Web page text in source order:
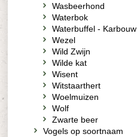
Wasbeerhond
Waterbok
Waterbuffel - Karbouw
Wezel
Wild Zwijn
Wilde kat
Wisent
Witstaarthert
Woelmuizen
Wolf
Zwarte beer
Vogels op soortnaam